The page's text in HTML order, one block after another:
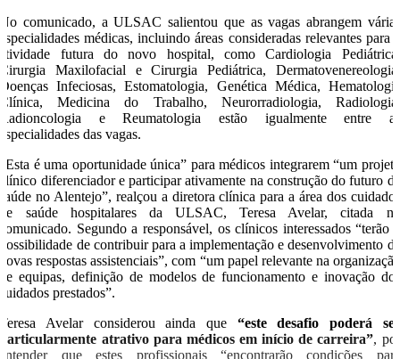
No comunicado, a ULSAC salientou que as vagas abrangem várias
especialidades médicas, incluindo áreas consideradas relevantes para a
atividade futura do novo hospital, como Cardiologia Pediátrica,
Cirurgia Maxilofacial e Cirurgia Pediátrica, Dermatovenereologia,
Doenças Infeciosas, Estomatologia, Genética Médica, Hematologia
Clínica, Medicina do Trabalho, Neurorradiologia, Radiologia,
Radioncologia e Reumatologia estão igualmente entre as
especialidades das vagas.
“Esta é uma oportunidade única” para médicos integrarem “um projeto
clínico diferenciador e participar ativamente na construção do futuro da
saúde no Alentejo”, realçou a diretora clínica para a área dos cuidados
de saúde hospitalares da ULSAC, Teresa Avelar, citada no
comunicado. Segundo a responsável, os clínicos interessados “terão a
possibilidade de contribuir para a implementação e desenvolvimento de
novas respostas assistenciais”, com “um papel relevante na organização
de equipas, definição de modelos de funcionamento e inovação dos
cuidados prestados”.
Teresa Avelar considerou ainda que “este desafio poderá ser
particularmente atrativo para médicos em início de carreira”, por
entender que estes profissionais “encontrarão condições para